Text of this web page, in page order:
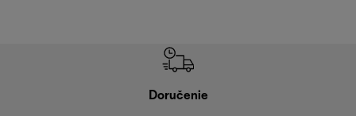
Doručenie